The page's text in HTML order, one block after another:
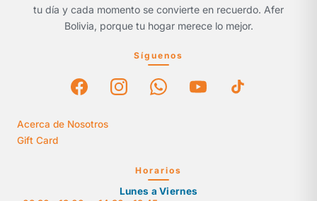
tu día y cada momento se convierte en recuerdo. Afer
Bolivia, porque tu hogar merece lo mejor.
Síguenos
Acerca de Nosotros
Gift Card
Horarios
Lunes a Viernes